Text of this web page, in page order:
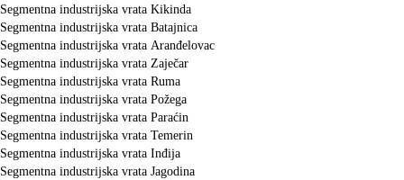
Segmentna industrijska vrata Kikinda
Segmentna industrijska vrata Batajnica
Segmentna industrijska vrata Aranđelovac
Segmentna industrijska vrata Zaječar
Segmentna industrijska vrata Ruma
Segmentna industrijska vrata Požega
Segmentna industrijska vrata Paraćin
Segmentna industrijska vrata Temerin
Segmentna industrijska vrata Inđija
Segmentna industrijska vrata Jagodina